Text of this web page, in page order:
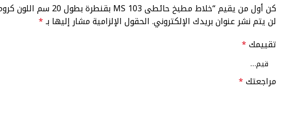
كن أول من يقيم “خلاط مطبخ حائطى MS 103 بقنطرة بطول 20 سم اللون كروم من مورافيا”
لن يتم نشر عنوان بريدك الإلكتروني.الحقول الإلزامية مشار إليها بـ*
تقييمك*
مراجعتك*